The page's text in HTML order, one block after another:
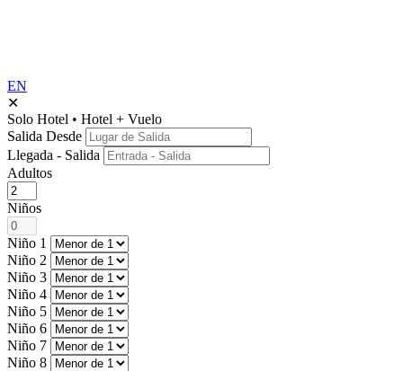
EN
✕
Solo Hotel • Hotel + Vuelo
Salida Desde
Llegada - Salida
Adultos
Niños
Niño 1
Niño 2
Niño 3
Niño 4
Niño 5
Niño 6
Niño 7
Niño 8